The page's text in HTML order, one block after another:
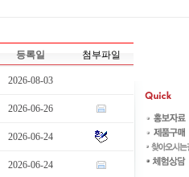
등록일 첨부파일
2026-08-03
2026-06-26
2026-06-24
2026-06-24